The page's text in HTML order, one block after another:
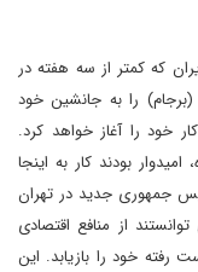
که کمتر از سه هفته در
را به جانشین خود
خود را آغاز خواهد کرد.
بودند کار به اینجا
جمهوری جدید در تهران
از منافع اقتصادی
رفته خود را بازیابد. این